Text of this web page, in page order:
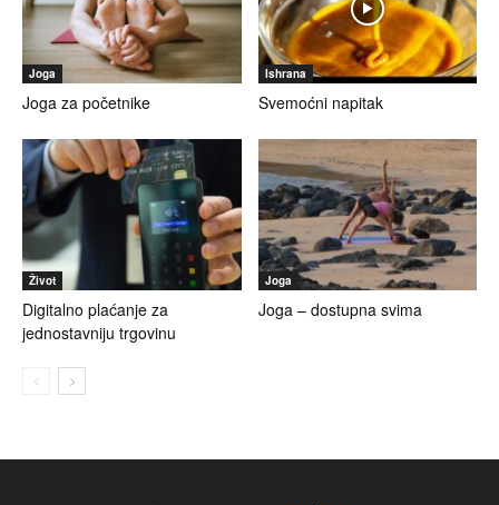
Joga
Joga za početnike
Ishrana
Svemoćni napitak
Život
Digitalno plaćanje za
jednostavniju trgovinu
Joga
Joga – dostupna svima